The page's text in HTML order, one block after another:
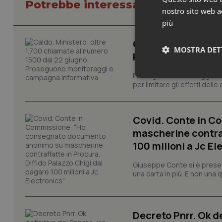
Potrebbe interessarti in
Caldo. Ministero:
Proseguono
Prosegue il monitoraggio
per limitare gli effetti delle
Covid. Conte in
mascherine
100 milioni a Jc
Giuseppe Conte si è
una carta in più. E non
Decreto Pnrr. Ok
nostro sito web
più
MOSTRA
I cookie necessari
e l'accesso alle aree